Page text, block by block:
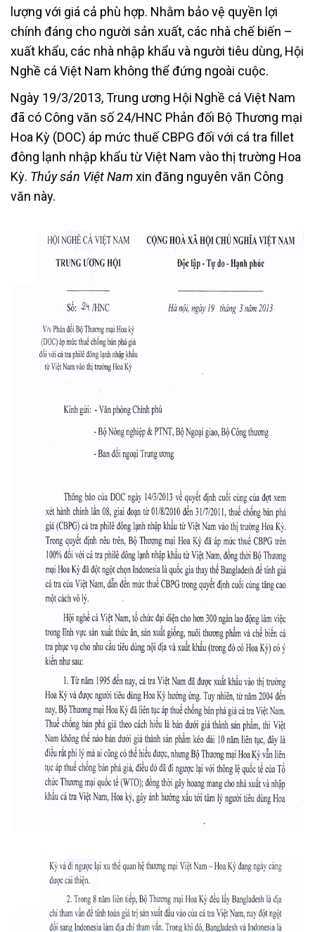
lượng với giá cả phù hợp. Nhằm bảo vệ quyền lợi
chính đáng cho người sản xuất, các nhà chế biến –
xuất khẩu, các nhà nhập khẩu và người tiêu dùng, Hội
Nghề cá Việt Nam không thể đứng ngoài cuộc.
Ngày 19/3/2013, Trung ương Hội Nghề cá Việt Nam
đã có Công văn số 24/HNC Phản đối Bộ Thương mại
Hoa Kỳ (DOC) áp mức thuế CBPG đối với cá tra fillet
đông lạnh nhập khẩu từ Việt Nam vào thị trường Hoa
Kỳ. Thủy sản Việt Namxin đăng nguyên văn Công
văn này.